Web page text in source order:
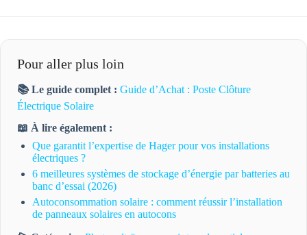
Pour aller plus loin
📚 Le guide complet : Guide d’Achat : Poste Clôture
Électrique Solaire
📖 À lire également :
Que garantit l’expertise de Hager pour vos installations
électriques ?
6 meilleures systèmes de stockage d’énergie par batteries au
banc d’essai (2026)
Autoconsommation solaire : comment réussir l’installation
de panneaux solaires en autocons